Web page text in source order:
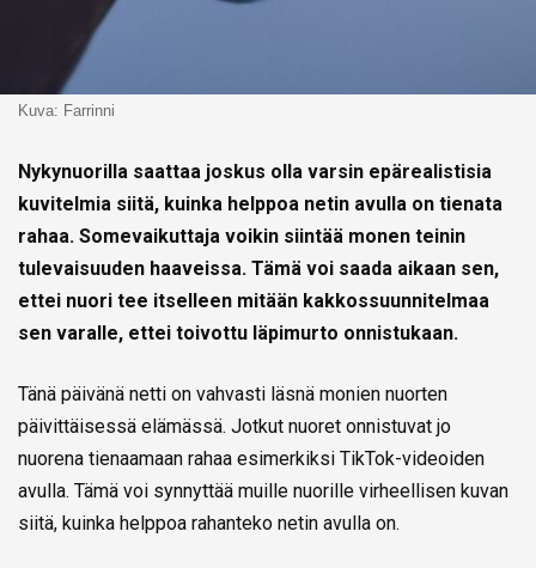
Kuva: Farrinni
Nykynuorilla saattaa joskus olla varsin epärealistisia
kuvitelmia siitä, kuinka helppoa netin avulla on tienata
rahaa. Somevaikuttaja voikin siintää monen teinin
tulevaisuuden haaveissa. Tämä voi saada aikaan sen,
ettei nuori tee itselleen mitään kakkossuunnitelmaa
sen varalle, ettei toivottu läpimurto onnistukaan.
Tänä päivänä netti on vahvasti läsnä monien nuorten
päivittäisessä elämässä. Jotkut nuoret onnistuvat jo
nuorena tienaamaan rahaa esimerkiksi TikTok-videoiden
avulla. Tämä voi synnyttää muille nuorille virheellisen kuvan
siitä, kuinka helppoa rahanteko netin avulla on.